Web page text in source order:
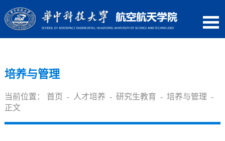
培养与管理
当前位置： 首页 - 人才培养 - 研究生教育 - 培养与管理 -
正文